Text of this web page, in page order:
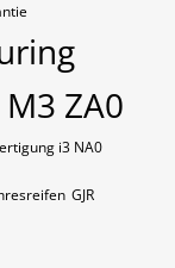
ZA0
i3 NA0
GJR